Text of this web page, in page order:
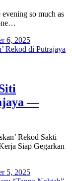
so much as
6, 2025
—
Rekod Sakti
Siap Gegarkan
5, 2025